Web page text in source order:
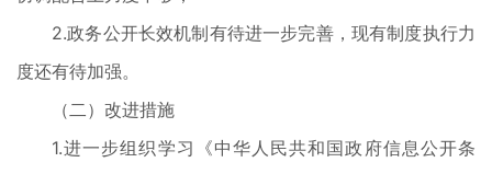
2.政务公开长效机制有待进一步完善，现有制度执行力
度还有待加强。
（二）改进措施
1.进一步组织学习《中华人民共和国政府信息公开条